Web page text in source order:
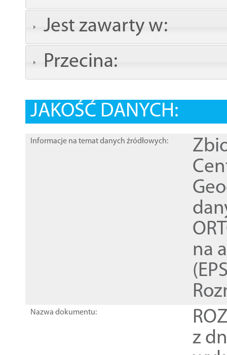
Jest zawarty w:
Przecina:
JAKOŚĆ DANYCH:
Informacje na temat danych źródłowych:
na
Nazwa dokumentu:
z